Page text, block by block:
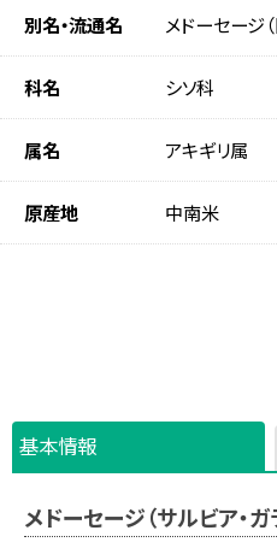
別名・流通名 メドーセージ
科名 シソ科
属名 アキギリ属
原産地 中南米
基本情報
メドーセージ（サルビア・